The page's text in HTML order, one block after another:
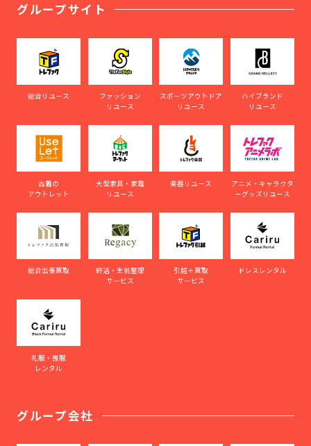
グループサイト
総合リユース
ファッション
リユース
スポーツアウトドア
リユース
ハイブランド
リユース
古着の
アウトレット
大型家具・家電
リユース
楽器リユース
アニメ・キャラクタ
ーグッズリユース
総合出張買取
終活・生前整理
サービス
引越＋買取
サービス
ドレスレンタル
礼服・喪服
レンタル
グループ会社